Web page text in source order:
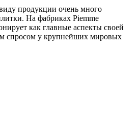
продукции очень много
На фабриках Piemme
как главные аспекты своей
спросом у крупнейших мировых